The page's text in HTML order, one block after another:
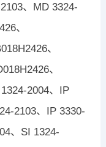
、MD 3324-
、
、
、
2004、IP
2103、IP 3330-
、SI 1324-